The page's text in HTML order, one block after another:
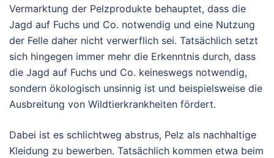
Vermarktung der Pelzprodukte behauptet, dass die
Jagd auf Fuchs und Co. notwendig und eine Nutzung
der Felle daher nicht verwerflich sei. Tatsächlich setzt
sich hingegen immer mehr die Erkenntnis durch, dass
die Jagd auf Fuchs und Co. keineswegs notwendig,
sondern ökologisch unsinnig ist und beispielsweise die
Ausbreitung von Wildtierkrankheiten fördert.
Dabei ist es schlichtweg abstrus, Pelz als nachhaltige
Kleidung zu bewerben. Tatsächlich kommen etwa beim